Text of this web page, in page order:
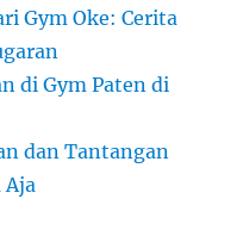
Gym Oke: Cerita
di Gym Paten di
dan Tantangan
Aja